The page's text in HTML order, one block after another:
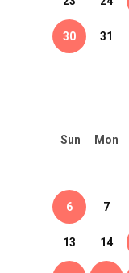
30 31
Sun Mon
6 7
13 14